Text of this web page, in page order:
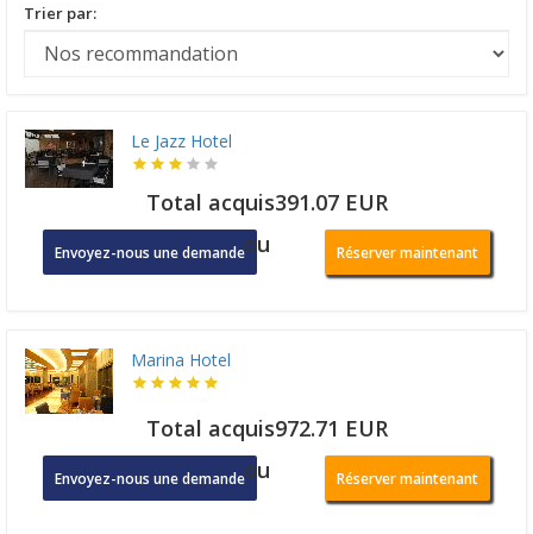
Trier par:
Le Jazz Hotel
Total acquis391.07 EUR
Envoyez-nous une demandeou Réserver maintenant
Marina Hotel
Total acquis972.71 EUR
Envoyez-nous une demandeou Réserver maintenant